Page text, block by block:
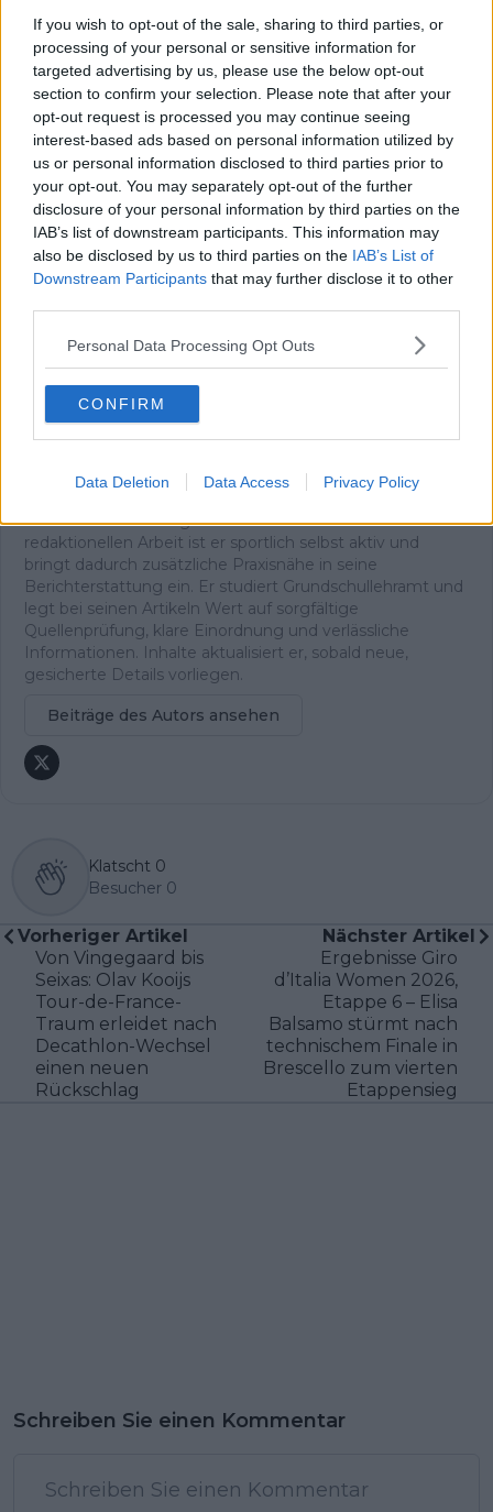
If you wish to opt-out of the sale, sharing to third parties, or
processing of your personal or sensitive information for
targeted advertising by us, please use the below opt-out
section to confirm your selection. Please note that after your
opt-out request is processed you may continue seeing
interest-based ads based on personal information utilized by
us or personal information disclosed to third parties prior to
your opt-out. You may separately opt-out of the further
disclosure of your personal information by third parties on the
IAB’s list of downstream participants. This information may
also be disclosed by us to third parties on the IAB’s List of
Downstream Participants that may further disclose it to other
Personal Data Processing Opt Outs
CONFIRM
Data Deletion Data Access Privacy Policy
Alle wichtigen News, Ergebnisse und
Rennvorschauen – täglich kompakt per E-
Mail.
Abonnieren
Oliver Ried
Redakteur
Oliver Ried ist seit Anfang 2025 Redakteur bei
von der WorldTour bis zu wichtigen nationalen und
internationalen Rennen. Sein Schwerpunkt liegt auf
aktuellen Rennberichten, Einordnungen und
Hintergrundtexten, mit denen er sportliche
Live-Formaten, um das Geschehen fortlaufend zu
Oliver ist in Würzburg stationiert. Neben seiner
redaktionellen Arbeit ist er sportlich selbst aktiv und
bringt dadurch zusätzliche Praxisnähe in seine
Berichterstattung ein. Er studiert Grundschullehramt und
legt bei seinen Artikeln Wert auf sorgfältige
Quellenprüfung, klare Einordnung und verlässliche
Informationen. Inhalte aktualisiert er, sobald neue,
gesicherte Details vorliegen.
Beiträge des Autors ansehen
Klatscht 0
Besucher 0
Vorheriger Artikel
Von Vingegaard bis
Seixas: Olav Kooijs
Tour-de-France-
Traum erleidet nach
Decathlon-Wechsel
einen neuen
Rückschlag
Nächster Artikel
Ergebnisse Giro
d’Italia Women 2026,
Etappe 6 – Elisa
Balsamo stürmt nach
technischem Finale in
Brescello zum vierten
Etappensieg
Schreiben Sie einen Kommentar